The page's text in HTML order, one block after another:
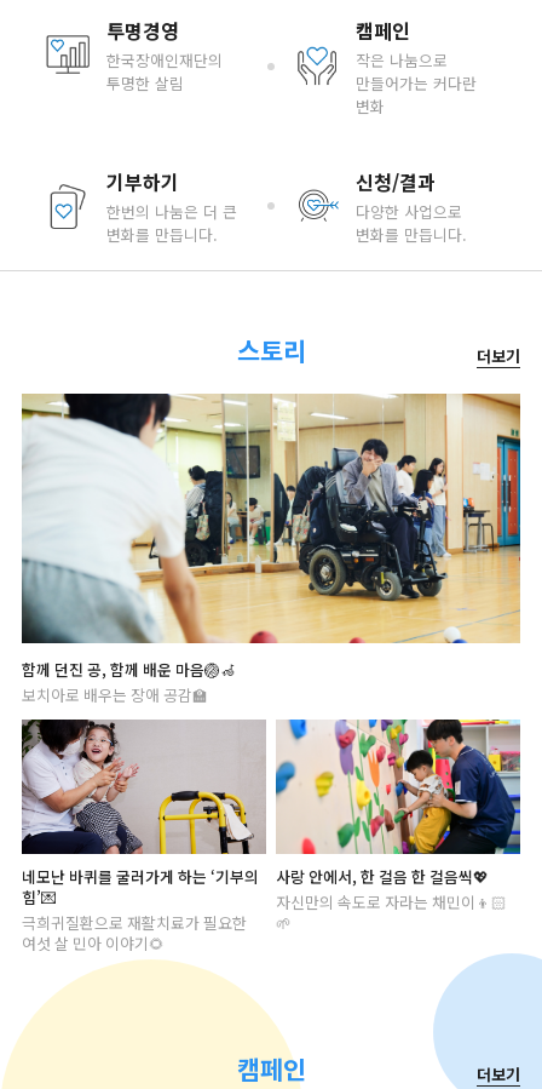
투명경영
한국장애인재단의
투명한 살림
캠페인
작은 나눔으로
만들어가는 커다란
변화
기부하기
한번의 나눔은 더 큰
변화를 만듭니다.
신청/결과
다양한 사업으로
변화를 만듭니다.
스토리 더보기
함께 던진 공, 함께 배운 마음🏐🦽
보치아로 배우는 장애 공감🏫
네모난 바퀴를 굴러가게 하는 ‘기부의
힘’💌
극희귀질환으로 재활치료가 필요한
여섯 살 민아 이야기🌻
사랑 안에서, 한 걸음 한 걸음씩💖
자신만의 속도로 자라는 채민이👦🏻
🌱
캠페인 더보기